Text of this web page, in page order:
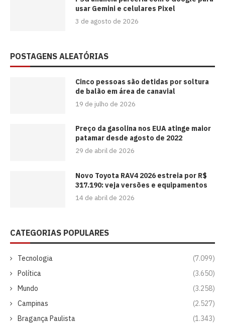
usar Gemini e celulares Pixel
3 de agosto de 2026
POSTAGENS ALEATÓRIAS
Cinco pessoas são detidas por soltura
de balão em área de canavial
19 de julho de 2026
Preço da gasolina nos EUA atinge maior
patamar desde agosto de 2022
29 de abril de 2026
Novo Toyota RAV4 2026 estreia por R$
317.190: veja versões e equipamentos
14 de abril de 2026
CATEGORIAS POPULARES
Tecnologia
(7.099)
Política
(3.650)
Mundo
(3.258)
Campinas
(2.527)
Bragança Paulista
(1.343)